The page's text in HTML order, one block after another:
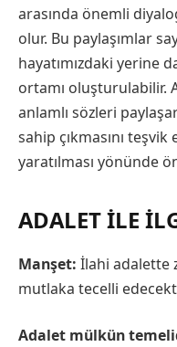
arasında önemli
olur. Bu paylaşımlar
hayatımızdaki yerine
ortamı oluşturulabilir.
anlamlı sözleri
sahip çıkmasını
yaratılması yönünde
ADALET İLE
Manşet: İlahi adalette
mutlaka tecelli
Adalet mülkün